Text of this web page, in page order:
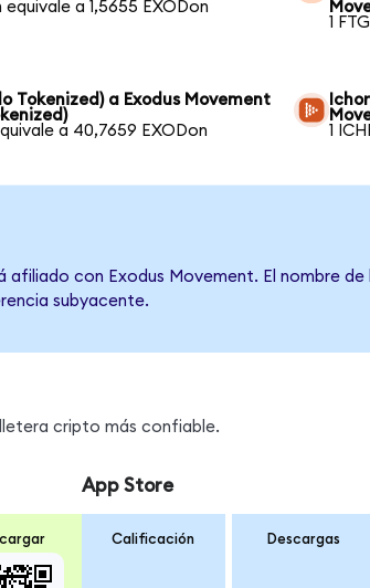
equivale a 1,5655 EXODon
1
Tokenized) a Exodus Movement
a 40,7659 EXODon
1
con Exodus Movement. El nombre
subyacente.
cripto más confiable.
App Store
Calificación Descargas